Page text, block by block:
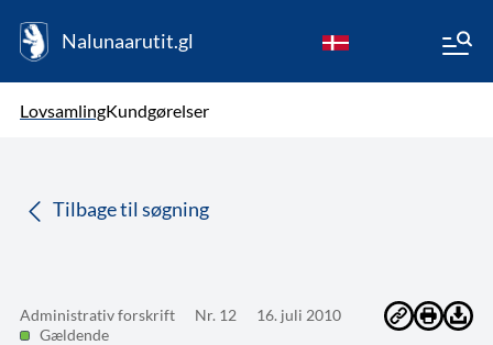
Nalunaarutit.gl
LovsamlingKundgørelser
Tilbage til søgning
Administrativ forskrift Nr. 12
16. juli 2010
Gældende